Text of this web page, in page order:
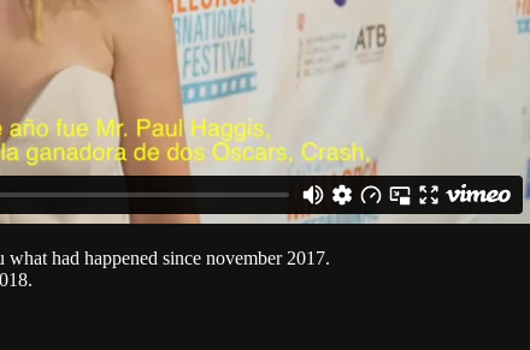
what had happened since november 2017.